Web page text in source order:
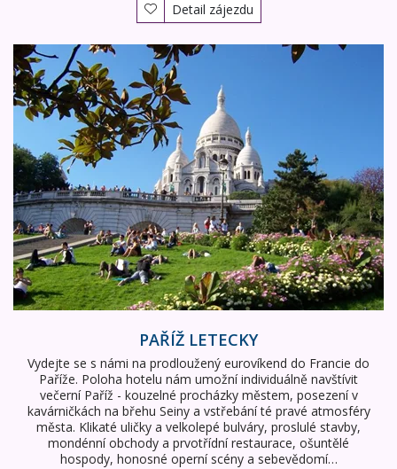
Detail zájezdu
Paříž letecky
PAŘÍŽ LETECKY
Vydejte se s námi na prodloužený eurovíkend do Francie do
Paříže. Poloha hotelu nám umožní individuálně navštívit
večerní Paříž - kouzelné procházky městem, posezení v
kavárničkách na břehu Seiny a vstřebání té pravé atmosféry
města. Klikaté uličky a velkolepé bulváry, proslulé stavby,
mondénní obchody a prvotřídní restaurace, ošuntělé
hospody, honosné operní scény a sebevědomí…